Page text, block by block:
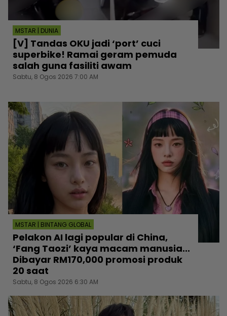
MSTAR | DUNIA
[V] Tandas OKU jadi ‘port’ cuci
superbike! Ramai geram pemuda
salah guna fasiliti awam
Sabtu, 8 Ogos 2026 7:00 AM
MSTAR | BINTANG GLOBAL
Pelakon AI lagi popular di China,
‘Fang Taozi’ kaya macam manusia...
Dibayar RM170,000 promosi produk
20 saat
Sabtu, 8 Ogos 2026 6:30 AM